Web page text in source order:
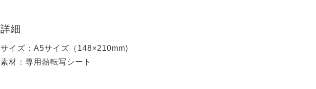
詳細
サイズ：A5サイズ（148×210mm)
素材：専用熱転写シート